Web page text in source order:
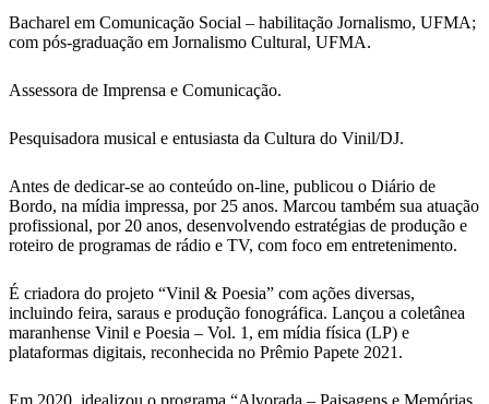
Bacharel em Comunicação Social – habilitação Jornalismo, UFMA;
com pós-graduação em Jornalismo Cultural, UFMA.
Assessora de Imprensa e Comunicação.
Pesquisadora musical e entusiasta da Cultura do Vinil/DJ.
Antes de dedicar-se ao conteúdo on-line, publicou o Diário de
Bordo, na mídia impressa, por 25 anos. Marcou também sua atuação
profissional, por 20 anos, desenvolvendo estratégias de produção e
roteiro de programas de rádio e TV, com foco em entretenimento.
É criadora do projeto “Vinil & Poesia” com ações diversas,
incluindo feira, saraus e produção fonográfica. Lançou a coletânea
maranhense Vinil e Poesia – Vol. 1, em mídia física (LP) e
plataformas digitais, reconhecida no Prêmio Papete 2021.